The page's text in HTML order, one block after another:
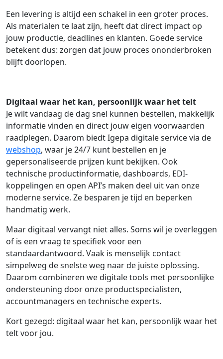
Een levering is altijd een schakel in een groter proces.
Als materialen te laat zijn, heeft dat direct impact op
jouw productie, deadlines en klanten. Goede service
betekent dus: zorgen dat jouw proces ononderbroken
blijft doorlopen.
Digitaal waar het kan, persoonlijk waar het telt
Je wilt vandaag de dag snel kunnen bestellen, makkelijk
informatie vinden en direct jouw eigen voorwaarden
raadplegen. Daarom biedt Igepa digitale service via de
webshop, waar je 24/7 kunt bestellen en je
gepersonaliseerde prijzen kunt bekijken. Ook
technische productinformatie, dashboards, EDI-
koppelingen en open API’s maken deel uit van onze
moderne service. Ze besparen je tijd en beperken
handmatig werk.
Maar digitaal vervangt niet alles. Soms wil je overleggen
of is een vraag te specifiek voor een
standaardantwoord. Vaak is menselijk contact
simpelweg de snelste weg naar de juiste oplossing.
Daarom combineren we digitale tools met persoonlijke
ondersteuning door onze productspecialisten,
accountmanagers en technische experts.
Kort gezegd: digitaal waar het kan, persoonlijk waar het
telt voor jou.